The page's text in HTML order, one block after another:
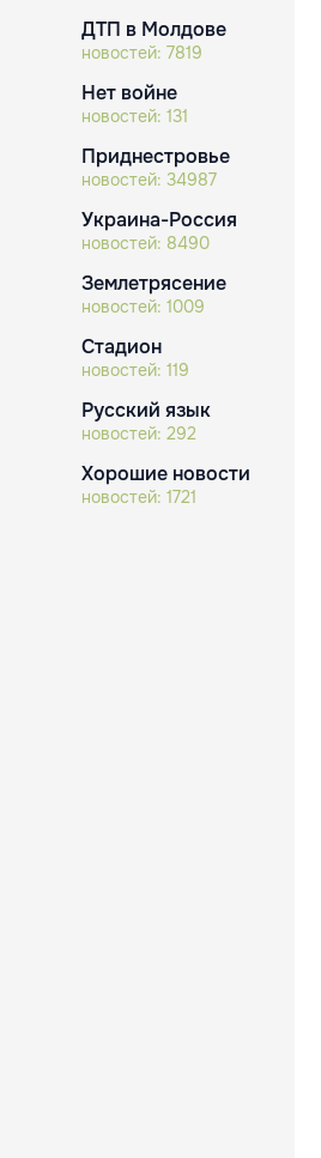
ДТП в Молдове
новостей: 7819
Нет войне
новостей: 131
Приднестровье
новостей: 34987
Украина-Россия
новостей: 8490
Землетрясение
новостей: 1009
Стадион
новостей: 119
Русский язык
новостей: 292
Хорошие новости
новостей: 1721